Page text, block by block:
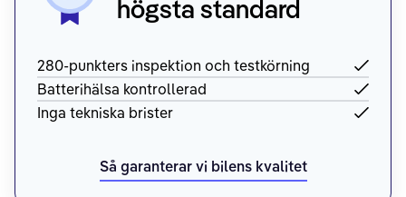
högsta standard
280-punkters inspektion och testkörning
Batterihälsa kontrollerad
Inga tekniska brister
Så garanterar vi bilens kvalitet